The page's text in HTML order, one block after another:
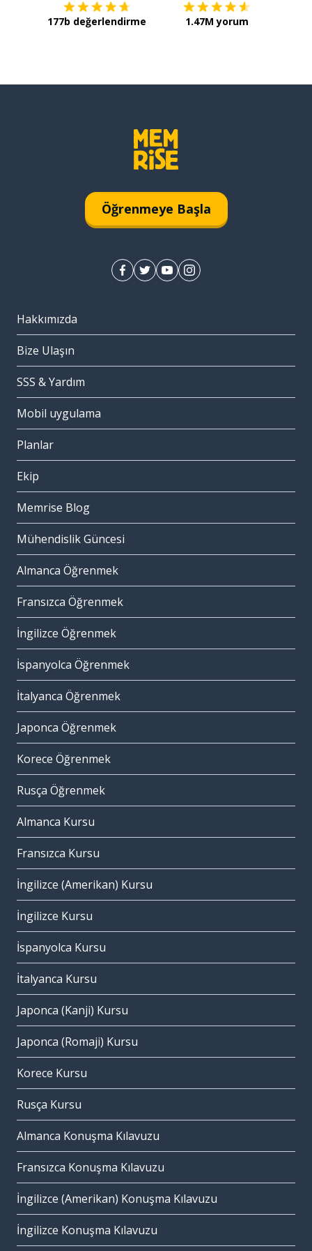
177b değerlendirme 1.47M yorum
Öğrenmeye Başla
Hakkımızda
Bize Ulaşın
SSS & Yardım
Mobil uygulama
Planlar
Ekip
Memrise Blog
Mühendislik Güncesi
Almanca Öğrenmek
Fransızca Öğrenmek
İngilizce Öğrenmek
İspanyolca Öğrenmek
İtalyanca Öğrenmek
Japonca Öğrenmek
Korece Öğrenmek
Rusça Öğrenmek
Almanca Kursu
Fransızca Kursu
İngilizce (Amerikan) Kursu
İngilizce Kursu
İspanyolca Kursu
İtalyanca Kursu
Japonca (Kanji) Kursu
Japonca (Romaji) Kursu
Korece Kursu
Rusça Kursu
Almanca Konuşma Kılavuzu
Fransızca Konuşma Kılavuzu
İngilizce (Amerikan) Konuşma Kılavuzu
İngilizce Konuşma Kılavuzu